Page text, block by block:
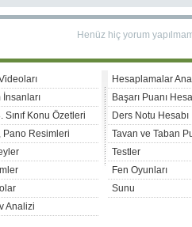
Henüz hiç yorum
İnsanları
Sınıf Konu Özetleri
Pano Resimleri
Analizi
Hesaplamalar
Başarı Puanı
Ders Notu Hesabı
Tavan ve Taban
Testler
Fen Oyunları
Sunu